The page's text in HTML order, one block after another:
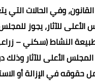
وفي الحالات التي
الأعلى للآثار، يجوز
النشاط (سكني –
الأعلى للآثار
حقوقه في الإزالة أو